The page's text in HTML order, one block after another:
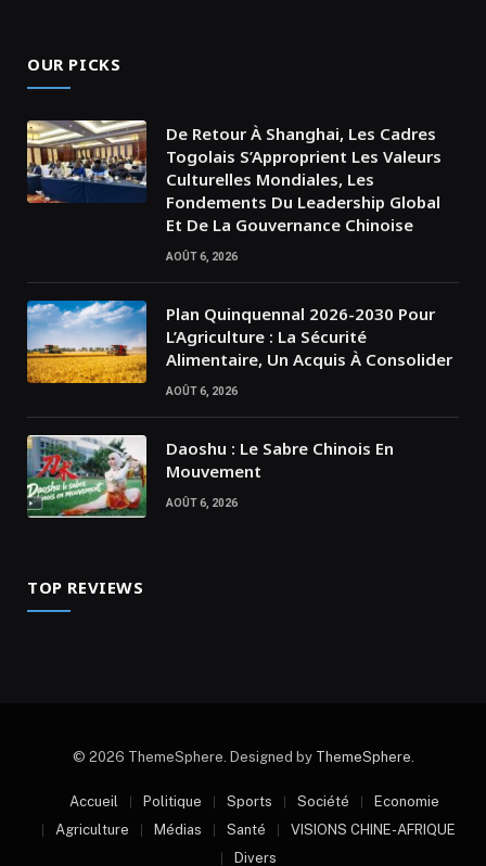
OUR PICKS
De Retour À Shanghai, Les Cadres
Togolais S’Approprient Les Valeurs
Culturelles Mondiales, Les
Fondements Du Leadership Global
Et De La Gouvernance Chinoise
AOÛT 6, 2026
Plan Quinquennal 2026-2030 Pour
L’Agriculture : La Sécurité
Alimentaire, Un Acquis À Consolider
AOÛT 6, 2026
Daoshu : Le Sabre Chinois En
Mouvement
AOÛT 6, 2026
TOP REVIEWS
© 2026 ThemeSphere. Designed by ThemeSphere.
Accueil Politique Sports Société
Economie
Agriculture
Médias Santé
VISIONS CHINE-AFRIQUE
Divers